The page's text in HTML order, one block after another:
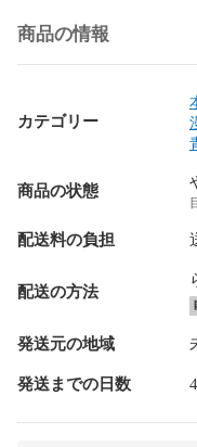
商品の情報
カテゴリー
商品の状態
配送料の負担
配送の方法
発送元の地域
発送までの日数